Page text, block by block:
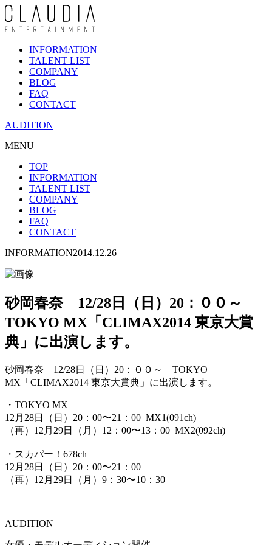
INFORMATION
TALENT LIST
COMPANY
BLOG
FAQ
CONTACT
AUDITION
MENU
TOP
INFORMATION
TALENT LIST
COMPANY
BLOG
FAQ
CONTACT
INFORMATION2014.12.26
砂岡春奈 12/28日（日）20：００～
TOKYO MX「CLIMAX2014 東京大賞
典」に出演します。
砂岡春奈 12/28日（日）20：００～ TOKYO
MX「CLIMAX2014 東京大賞典」に出演します。
・TOKYO MX
12月28日（日）20：00〜21：00 MX1(091ch)
（再）12月29日（月）12：00〜13：00 MX2(092ch)
・スカパー！678ch
12月28日（日）20：00〜21：00
（再）12月29日（月）9：30〜10：30
AUDITION